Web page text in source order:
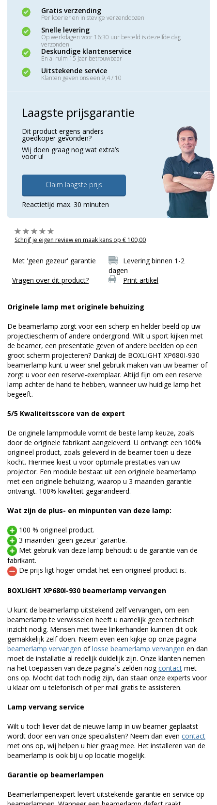
Gratis verzending
Per koerier en in stevige verzenddozen
Snelle levering
Op werkdagen voor 16:30 uur besteld is dezelfde dag
verzonden
Deskundige klantenservice
En al ruim 15 jaar betrouwbaar
Uitstekende service
Klanten geven ons een 9,4 / 10
Laagste prijsgarantie
Dit product ergens anders
goedkoper gevonden?
Wij doen graag nog wat extra’s
voor u!
Claim laagste prijs
Reactietijd max. 30 minuten
Schrijf je eigen review en maak kans op € 100,00
Met 'geen gezeur' garantie
Levering binnen 1-2
dagen
Vragen over dit product?
Print artikel
Originele lamp met originele behuizing
De beamerlamp zorgt voor een scherp en helder beeld op uw
projectiescherm of andere ondergrond. Wilt u sport kijken met
de beamer, een presentatie geven of andere beelden op een
groot scherm projecteren? Dankzij de BOXLIGHT XP680I-930
beamerlamp kunt u weer snel gebruik maken van uw beamer of
zorgt u voor een reserve-exemplaar. Altijd fijn om een reserve
lamp achter de hand te hebben, wanneer uw huidige lamp het
begeeft.
5/5 Kwaliteitsscore van de expert
De originele lampmodule vormt de beste lamp keuze, zoals
door de originele fabrikant aangeleverd. U ontvangt een 100%
origineel product, zoals geleverd in de beamer toen u deze
kocht. Hiermee kiest u voor optimale prestaties van uw
projector. Een module bestaat uit een originele beamerlamp
met een originele behuizing, waarop u 3 maanden garantie
ontvangt. 100% kwaliteit gegarandeerd.
Wat zijn de plus- en minpunten van deze lamp:
100 % origineel product.
3 maanden 'geen gezeur' garantie.
Met gebruik van deze lamp behoudt u de garantie van de
fabrikant.
De prijs ligt hoger omdat het een origineel product is.
BOXLIGHT XP680I-930 beamerlamp vervangen
U kunt de beamerlamp uitstekend zelf vervangen, om een
beamerlamp te verwisselen heeft u namelijk geen technisch
inzicht nodig. Mensen met twee linkerhanden kunnen dit ook
gemakkelijk zelf doen. Neem even een kijkje op onze pagina
beamerlamp vervangen oflosse beamerlamp vervangen en dan
moet de installatie al redelijk duidelijk zijn. Onze klanten nemen
na het toepassen van deze pagina´s zelden nogcontact met
ons op. Mocht dat toch nodig zijn, dan staan onze experts voor
u klaar om u telefonisch of per mail gratis te assisteren.
Lamp vervang service
Wilt u toch liever dat de nieuwe lamp in uw beamer geplaatst
wordt door een van onze specialisten? Neem dan even contact
met ons op, wij helpen u hier graag mee. Het installeren van de
beamerlamp is ook bij u op locatie mogelijk.
Garantie op beamerlampen
Beamerlampenexpert levert uitstekende garantie en service op